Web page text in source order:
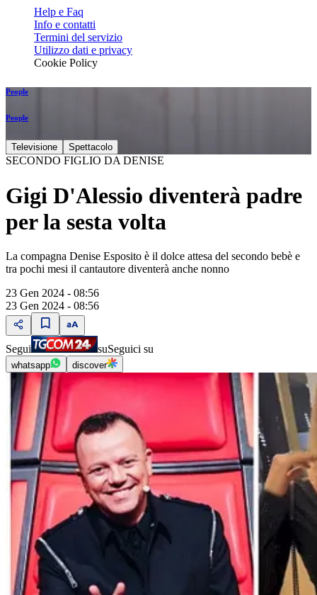
Help e Faq
Info e contatti
Termini del servizio
Utilizzo dati e privacy
Cookie Policy
People
People
Televisione Spettacolo
SECONDO FIGLIO DA DENISE
Gigi D'Alessio diventerà padre
per la sesta volta
La compagna Denise Esposito è il dolce attesa del secondo bebè e
tra pochi mesi il cantautore diventerà anche nonno
23 Gen 2024 - 08:56
23 Gen 2024 - 08:56
Segui suSeguici su
whatsapp discover